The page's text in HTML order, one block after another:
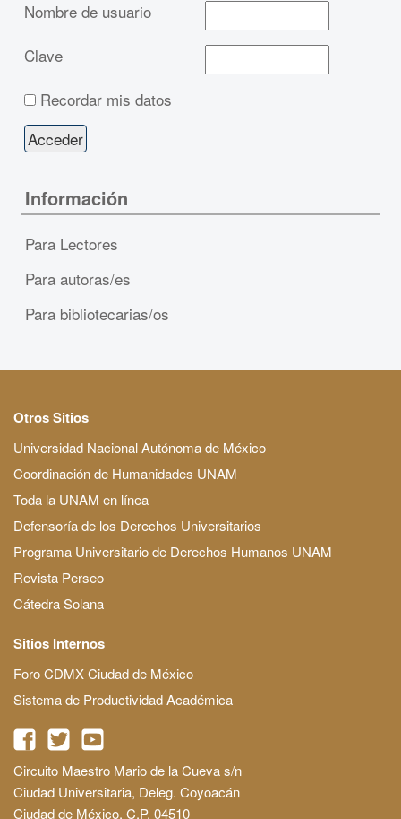
Nombre de usuario
Clave
Recordar mis datos
Información
Para Lectores
Para autoras/es
Para bibliotecarias/os
Otros Sitios
Universidad Nacional Autónoma de México
Coordinación de Humanidades UNAM
Toda la UNAM en línea
Defensoría de los Derechos Universitarios
Programa Universitario de Derechos Humanos UNAM
Revista Perseo
Cátedra Solana
Sitios Internos
Foro CDMX Ciudad de México
Sistema de Productividad Académica
Circuito Maestro Mario de la Cueva s/n
Ciudad Universitaria, Deleg. Coyoacán
Ciudad de México, C.P. 04510